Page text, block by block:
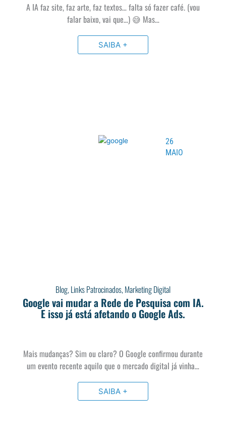
A IA faz site, faz arte, faz textos… falta só fazer café. (vou
falar baixo, vai que…) 😅 Mas…
SAIBA +
Blog,Links Patrocinados,Marketing Digital
Google vai mudar a Rede de Pesquisa com IA.
E isso já está afetando o Google Ads.
26
MAIO
Mais mudanças? Sim ou claro? O Google confirmou durante
um evento recente aquilo que o mercado digital já vinha…
SAIBA +